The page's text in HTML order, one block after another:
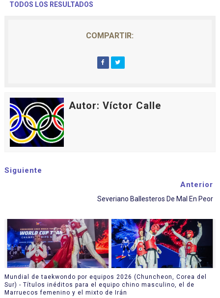
TODOS LOS RESULTADOS
COMPARTIR:
Autor: Víctor Calle
Siguiente
Anterior
Severiano Ballesteros De Mal En Peor
Mundial de taekwondo por equipos 2026 (Chuncheon, Corea del
Sur) - Títulos inéditos para el equipo chino masculino, el de
Marruecos femenino y el mixto de Irán